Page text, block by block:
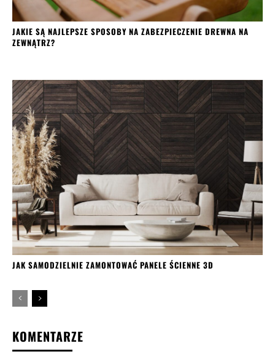
JAKIE SĄ NAJLEPSZE SPOSOBY NA ZABEZPIECZENIE DREWNA NA
ZEWNĄTRZ?
JAK SAMODZIELNIE ZAMONTOWAĆ PANELE ŚCIENNE 3D
KOMENTARZE